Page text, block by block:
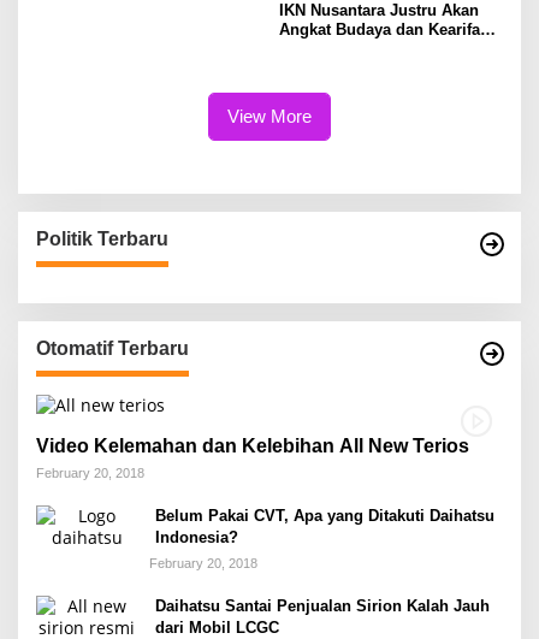
IKN Nusantara Justru Akan
Angkat Budaya dan Kearifan
View More
Politik Terbaru
Otomatif Terbaru
Video Kelemahan dan Kelebihan All New Terios
February 20, 2018
Belum Pakai CVT, Apa yang Ditakuti Daihatsu
Indonesia?
February 20, 2018
Daihatsu Santai Penjualan Sirion Kalah Jauh
dari Mobil LCGC